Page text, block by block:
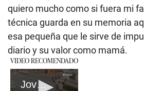
quiero mucho como si fuera mi
técnica guarda en su memoria
esa pequeña que le sirve de
diario y su valor como mamá.
VIDEO RECOMENDADO
Joven muere tras ser embestido por vehículo